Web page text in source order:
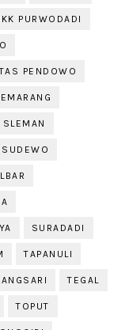
PURWODADI
PENDOWO
SLEMAN
SUDEWO
SURADADI
TAPANULI
TEGAL
TOPUT